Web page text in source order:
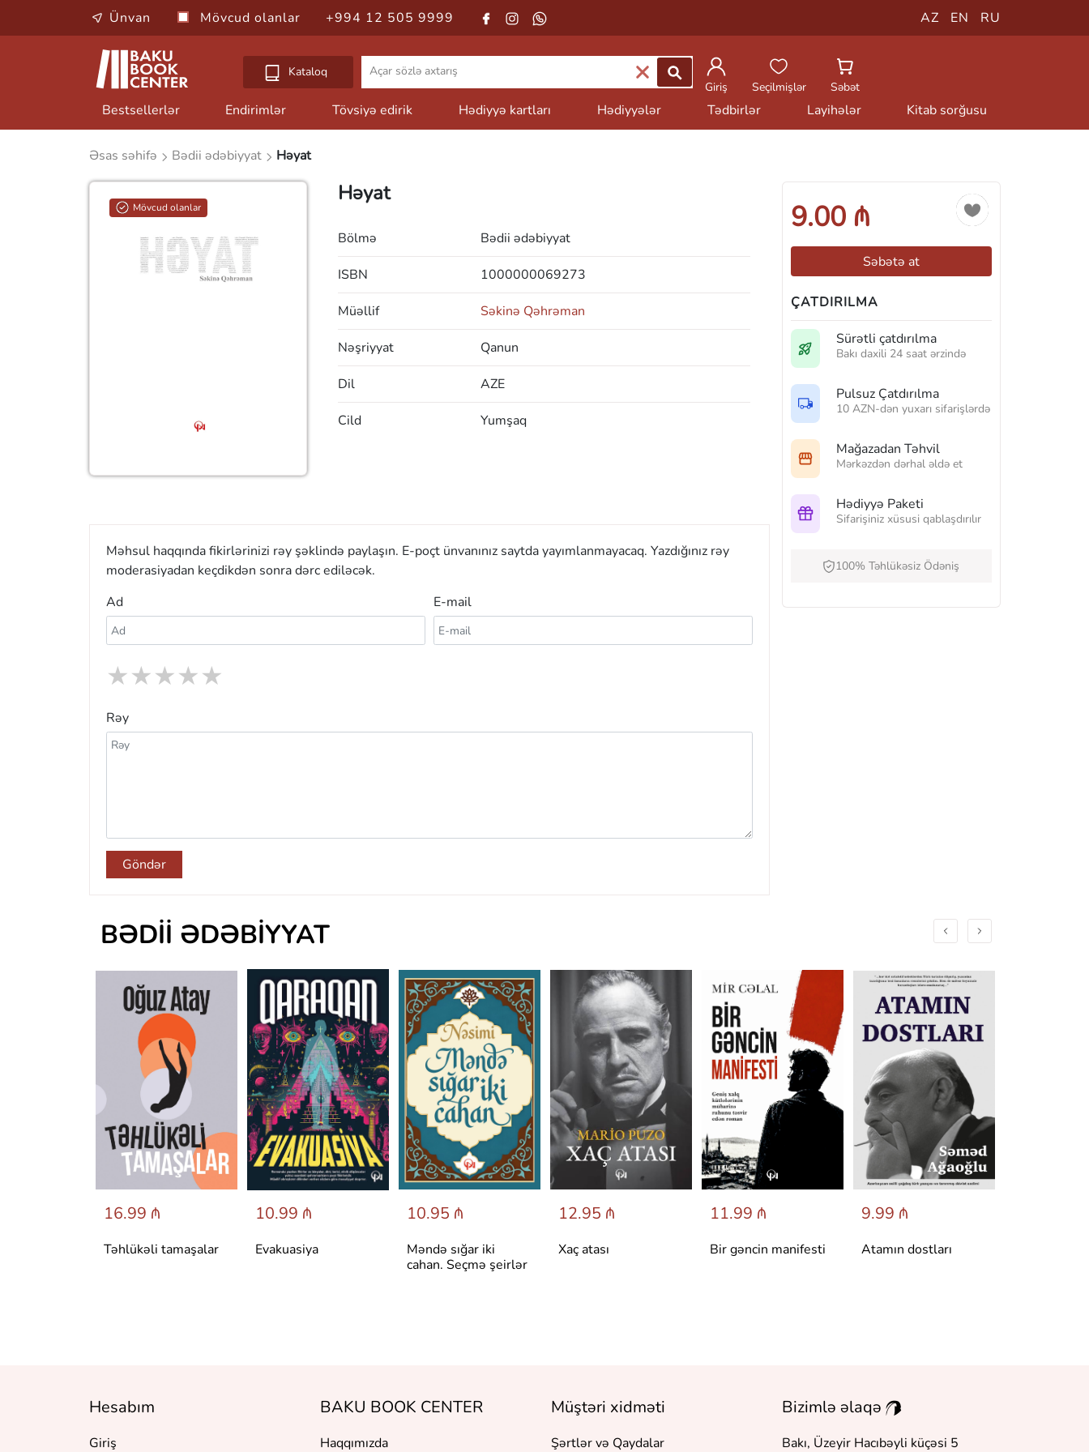
Ünvan Mövcud olanlar +994 12 505 9999 AZ EN RU
Kataloq
Giriş
Seçilmişlər Səbət
Bestsellerlər Endirimlər Tövsiyə edirik Hədiyyə kartları Hədiyyələr Tədbirlər Layihələr Kitab sorğusu
Əsas səhifə Bədii ədəbiyyat Həyat
Mövcud olanlar
Həyat
Bölmə Bədii ədəbiyyat
ISBN 1000000069273
Müəllif Səkinə Qəhrəman
Nəşriyyat Qanun
Dil AZE
Cild Yumşaq
Məhsul haqqında fikirlərinizi rəy şəklində paylaşın. E-poçt ünvanınız saytda yayımlanmayacaq. Yazdığınız rəy
moderasiyadan keçdikdən sonra dərc ediləcək.
Ad
E-mail
★
★
★
★
★
Rəy
Göndər
9.00 ₼
Səbətə at
ÇATDIRILMA
Sürətli çatdırılma
Bakı daxili 24 saat ərzində
Pulsuz Çatdırılma
10 AZN-dən yuxarı sifarişlərdə
Mağazadan Təhvil
Mərkəzdən dərhal əldə et
Hədiyyə Paketi
Sifarişiniz xüsusi qablaşdırılır
100% Təhlükəsiz Ödəniş
BƏDII ƏDƏBIYYAT
16.99 ₼
Təhlükəli tamaşalar
10.99 ₼
Evakuasiya
10.95 ₼
Məndə sığar iki
cahan. Seçmə şeirlər
12.95 ₼
Xaç atası
11.99 ₼
Bir gəncin manifesti
9.99 ₼
Atamın dostları
Hesabım
Giriş
BAKU BOOK CENTER
Haqqımızda
Müştəri xidməti
Şərtlər və Qaydalar
Bizimlə əlaqə
Bakı, Üzeyir Hacıbəyli küçəsi 5